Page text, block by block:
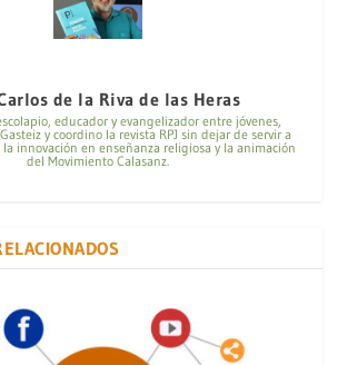
de la Riva de las Heras
educador y evangelizador entre jóvenes,
y coordino la revista RPJ sin dejar de servir a
la innovación en enseñanza religiosa y la animación
del Movimiento Calasanz.